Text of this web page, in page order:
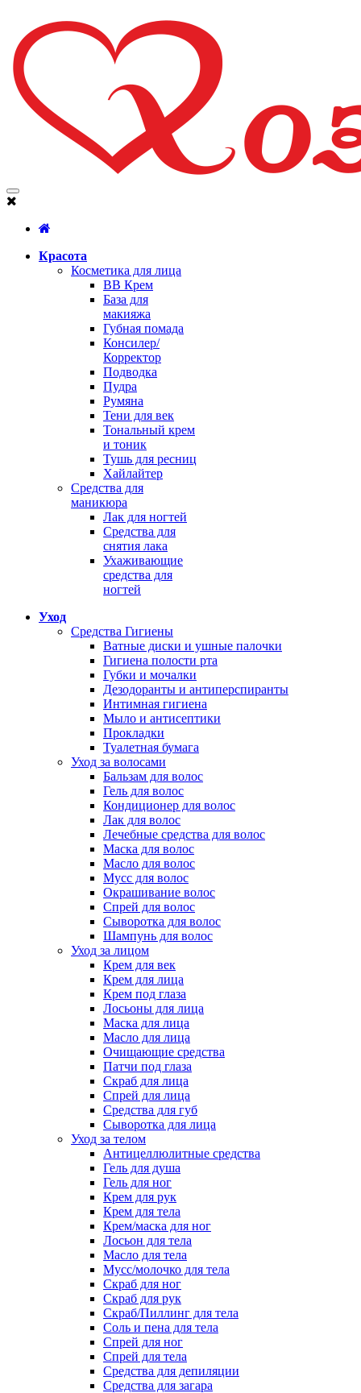
Красота
Косметика для лица
BB Крем
База для
макияжа
Губная помада
Консилер/
Корректор
Подводка
Пудра
Румяна
Тени для век
Тональный крем
и тоник
Тушь для ресниц
Хайлайтер
Средства для
маникюра
Лак для ногтей
Средства для
снятия лака
Ухаживающие
средства для
ногтей
Уход
Средства Гигиены
Ватные диски и ушные палочки
Гигиена полости рта
Губки и мочалки
Дезодоранты и антиперспиранты
Интимная гигиена
Мыло и антисептики
Прокладки
Туалетная бумага
Уход за волосами
Бальзам для волос
Гель для волос
Кондиционер для волос
Лак для волос
Лечебные средства для волос
Маска для волос
Масло для волос
Мусс для волос
Окрашивание волос
Спрей для волос
Сыворотка для волос
Шампунь для волос
Уход за лицом
Крем для век
Крем для лица
Крем под глаза
Лосьоны для лица
Маска для лица
Масло для лица
Очищающие средства
Патчи под глаза
Скраб для лица
Спрей для лица
Средства для губ
Сыворотка для лица
Уход за телом
Антицеллюлитные средства
Гель для душа
Гель для ног
Крем для рук
Крем для тела
Крем/маска для ног
Лосьон для тела
Масло для тела
Мусс/молочко для тела
Скраб для ног
Скраб для рук
Скраб/Пиллинг для тела
Соль и пена для тела
Спрей для ног
Спрей для тела
Средства для депиляции
Средства для загара